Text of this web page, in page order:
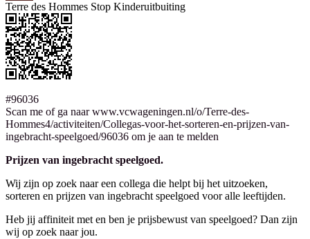
Terre des Hommes Stop Kinderuitbuiting
#96036
Scan me of ga naar www.vcwageningen.nl/o/Terre-des-
Hommes4/activiteiten/Collegas-voor-het-sorteren-en-prijzen-van-
ingebracht-speelgoed/96036 om je aan te melden
Prijzen van ingebracht speelgoed.
Wij zijn op zoek naar een collega die helpt bij het uitzoeken,
sorteren en prijzen van ingebracht speelgoed voor alle leeftijden.
Heb jij affiniteit met en ben je prijsbewust van speelgoed? Dan zijn
wij op zoek naar jou.